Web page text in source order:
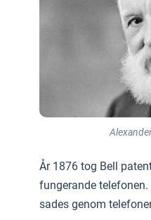
År 1876 tog Bell
fungerande
sades genom